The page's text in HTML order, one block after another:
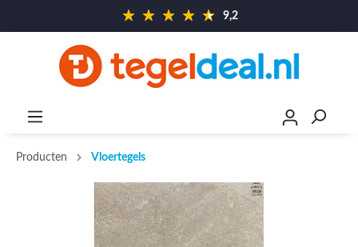
9,2
Producten Vloertegels